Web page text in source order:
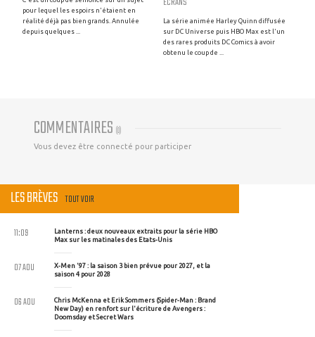
pour lequel les espoirs n'étaient en
réalité déjà pas bien grands. Annulée
depuis quelques ...
La série animée Harley Quinn diffusée
sur DC Universe puis HBO Max est l'un
des rares produits DC Comics à avoir
obtenu le coup de ...
COMMENTAIRES (0)
Vous devez être connecté pour participer
LES BRÈVES TOUT VOIR
Lanterns : deux nouveaux extraits pour la série HBO
Max sur les matinales des Etats-Unis
11:09
X-Men '97 : la saison 3 bien prévue pour 2027, et la
saison 4 pour 2028
07 AOU
Chris McKenna et Erik Sommers (Spider-Man : Brand
New Day) en renfort sur l'écriture de Avengers :
Doomsday et Secret Wars
06 AOU